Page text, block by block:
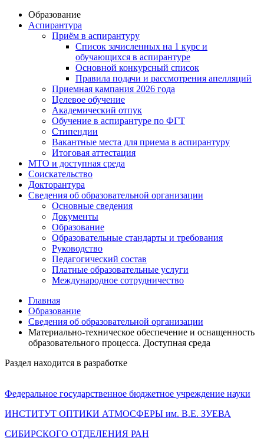
Образование
Аспирантура
Приём в аспирантуру
Список зачисленных на 1 курс и
обучающихся в аспирантуре
Основной конкурсный список
Правила подачи и рассмотрения апелляций
Приемная кампания 2026 года
Целевое обучение
Академический отпук
Обучение в аспирантуре по ФГТ
Стипендии
Вакантные места для приема в аспирантуру
Итоговая аттестация
МТО и доступная среда
Соискательство
Докторантура
Сведения об образовательной организации
Основные сведения
Документы
Образование
Образовательные стандарты и требования
Руководство
Педагогический состав
Платные образовательные услуги
Международное сотрудничество
Главная
Образование
Сведения об образовательной организации
Материально-техническое обеспечение и оснащенность
образовательного процесса. Доступная среда
Раздел находится в разработке
Федеральное государственное бюджетное учреждение науки
ИНСТИТУТ ОПТИКИ АТМОСФЕРЫ им. В.Е. ЗУЕВА
СИБИРСКОГО ОТДЕЛЕНИЯ РАН